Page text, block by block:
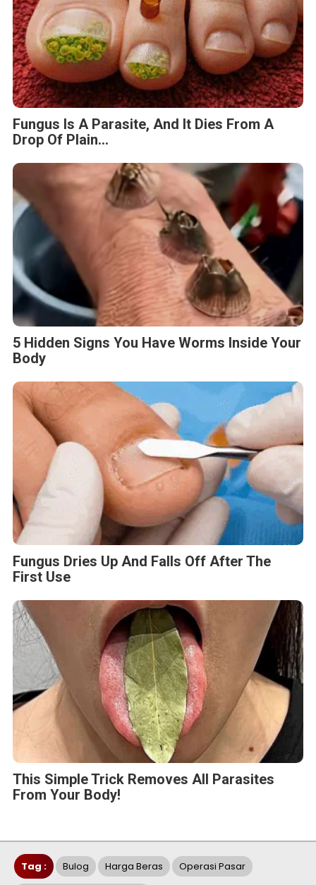
Fungus Is A Parasite, And It Dies From A
Drop Of Plain...
5 Hidden Signs You Have Worms Inside Your
Body
Fungus Dries Up And Falls Off After The
First Use
This Simple Trick Removes All Parasites
From Your Body!
Tag : Bulog Harga Beras Operasi Pasar